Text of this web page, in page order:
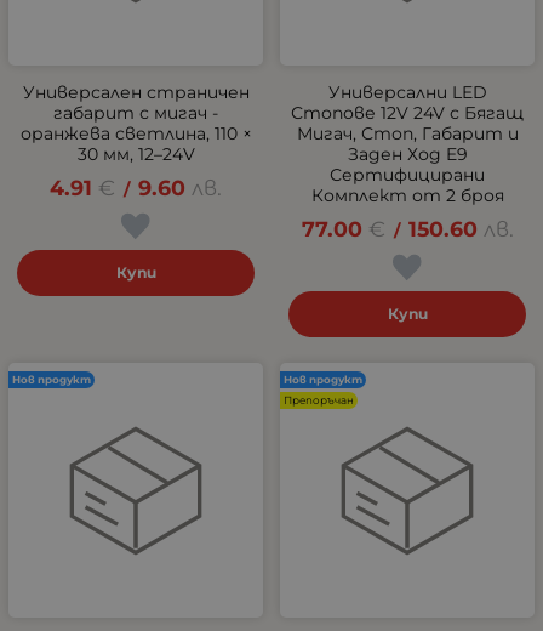
Универсален страничен
габарит с мигач -
оранжева светлина, 110 ×
30 мм, 12–24V
4.91 € / 9.60 лв.
Купи
Универсални LED
Стопове 12V 24V с Бягащ
Мигач, Стоп, Габарит и
Заден Ход E9
Сертифицирани
Комплект от 2 броя
77.00 € / 150.60 лв.
Купи
Нов продукт
Нов продукт
Препоръчан